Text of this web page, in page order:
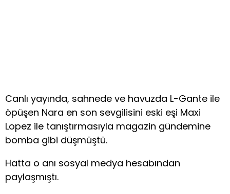
Canlı yayında, sahnede ve havuzda L-Gante ile
öpüşen Nara en son sevgilisini eski eşi Maxi
Lopez ile tanıştırmasıyla magazin gündemine
bomba gibi düşmüştü.
Hatta o anı sosyal medya hesabından
paylaşmıştı.